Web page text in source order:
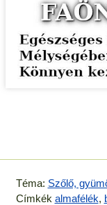
Téma: Szőlő,
Címkék almafélék,